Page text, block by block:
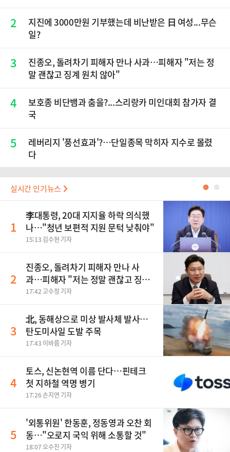
2
지진에 3000만원 기부했는데 비난받은 日 여성...무슨
일?
3
진종오, 돌려차기 피해자 만나 사과…피해자 "저는 정
말 괜찮고 징계 원치 않아"
4
보호종 비단뱀과 춤을?...스리랑카 미인대회 참가자 결
국
5
레버리지 '풍선효과'?…단일종목 막히자 지수로 몰렸
다
실시간 인기뉴스 ●
1
李대통령, 20대 지지율 하락 의식했
나…"청년 보편적 지원 문턱 낮춰야"
15:13 김수현 기자
2
진종오, 돌려차기 피해자 만나 사
과…피해자 "저는 정말 괜찮고 징계
원치 않아"
17:42 고수정 기자
3
北, 동해상으로 미상 발사체 발사…
탄도미사일 도발 주목
17:43 이바름 기자
4
토스, 신논현역 이름 단다…핀테크
첫 지하철 역명 병기
17:26 손지연 기자
5
'외통위원' 한동훈, 정동영과 오찬 회
동…"오로지 국익 위해 소통할 것"
18:07 오수진 기자